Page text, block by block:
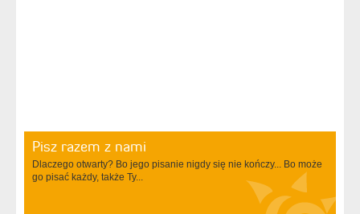
Pisz razem z nami
Dlaczego otwarty? Bo jego pisanie nigdy się nie kończy... Bo może
go pisać każdy, także Ty...